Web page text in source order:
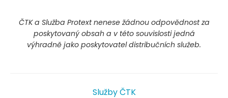
ČTK a Služba Protext nenese žádnou odpovědnost za
poskytovaný obsah a v této souvislosti jedná
výhradně jako poskytovatel distribučních služeb.
Služby ČTK